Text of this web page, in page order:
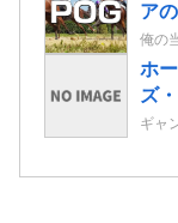
ア
俺の
ホ
ズ
ギャ